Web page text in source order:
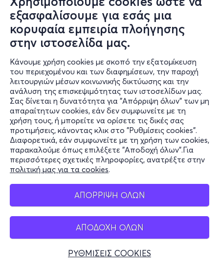
εξασφαλίσουμε για εσάς μια
κορυφαία εμπειρία πλοήγησης
στην ιστοσελίδα μας.
Κάνουμε χρήση cookies με σκοπό την εξατομίκευση
του περιεχομένου και των διαφημίσεων, την παροχή
λειτουργιών μέσων κοινωνικής δικτύωσης και την
ανάλυση της επισκεψιμότητας των ιστοσελίδων μας.
Σας δίνεται η δυνατότητα για "Απόρριψη όλων" των μη
απαραίτητων cookies, εάν δεν συμφωνείτε με τη
χρήση τους, ή μπορείτε να ορίσετε τις δικές σας
προτιμήσεις, κάνοντας κλικ στο "Ρυθμίσεις cookies".
Διαφορετικά, εάν συμφωνείτε με τη χρήση των cookies,
παρακαλούμε όπως επιλέξετε "Αποδοχή όλων".Για
περισσότερες σχετικές πληροφορίες, ανατρέξτε στην
πολιτική μας για τα cookies.
ΑΠΟΡΡΙΨΗ ΟΛΩΝ
ΑΠΟΔΟΧΗ ΟΛΩΝ
ΡΥΘΜΙΣΕΙΣ COOKIES
Εισιτήρια